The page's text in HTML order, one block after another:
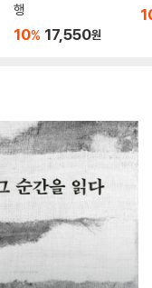
행
10% 17,550원